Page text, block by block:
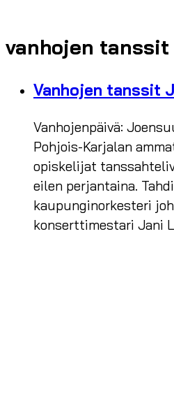
vanhojen tanssit
Vanhojen tanssit
Vanhojenpäivä:
Pohjois-Karjalan
opiskelijat
eilen perjantaina.
kaupunginorkesteri
konserttimestari Jani